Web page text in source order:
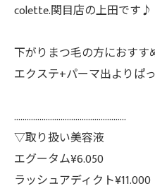
colette.関目店の上田です♪
下がりまつ毛の方におすす
エクステ+パーマ出よりぱ
.....................................................
▽取り扱い美容液
エグータム¥6.050
ラッシュアディクト¥11.000